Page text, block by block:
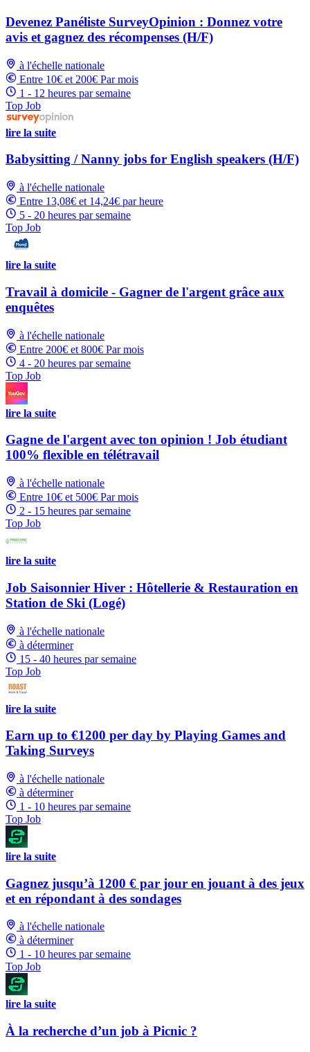
Devenez Panéliste SurveyOpinion : Donnez votre
avis et gagnez des récompenses (H/F)
à l'échelle nationale
Entre 10€ et 200€ Par mois
1 - 12 heures par semaine
Top Job
lire la suite
Babysitting / Nanny jobs for English speakers (H/F)
à l'échelle nationale
Entre 13,08€ et 14,24€ par heure
5 - 20 heures par semaine
Top Job
lire la suite
Travail à domicile - Gagner de l'argent grâce aux
enquêtes
à l'échelle nationale
Entre 200€ et 800€ Par mois
4 - 20 heures par semaine
Top Job
lire la suite
Gagne de l'argent avec ton opinion ! Job étudiant
100% flexible en télétravail
à l'échelle nationale
Entre 10€ et 500€ Par mois
2 - 15 heures par semaine
Top Job
lire la suite
Job Saisonnier Hiver : Hôtellerie & Restauration en
Station de Ski (Logé)
à l'échelle nationale
à déterminer
15 - 40 heures par semaine
Top Job
lire la suite
Earn up to €1200 per day by Playing Games and
Taking Surveys
à l'échelle nationale
à déterminer
1 - 10 heures par semaine
Top Job
lire la suite
Gagnez jusqu’à 1200 € par jour en jouant à des jeux
et en répondant à des sondages
à l'échelle nationale
à déterminer
1 - 10 heures par semaine
Top Job
lire la suite
À la recherche d’un job à Picnic ?